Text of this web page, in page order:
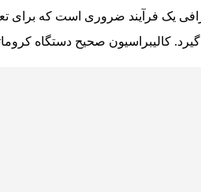
یک فرآیند ضروری است که برای
کالیبراسیون صحیح دستگاه